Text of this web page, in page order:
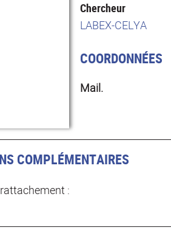
Chercheur
LABEX-CELYA
COORDONNÉES
Mail.
COMPLÉMENTAIRES
: